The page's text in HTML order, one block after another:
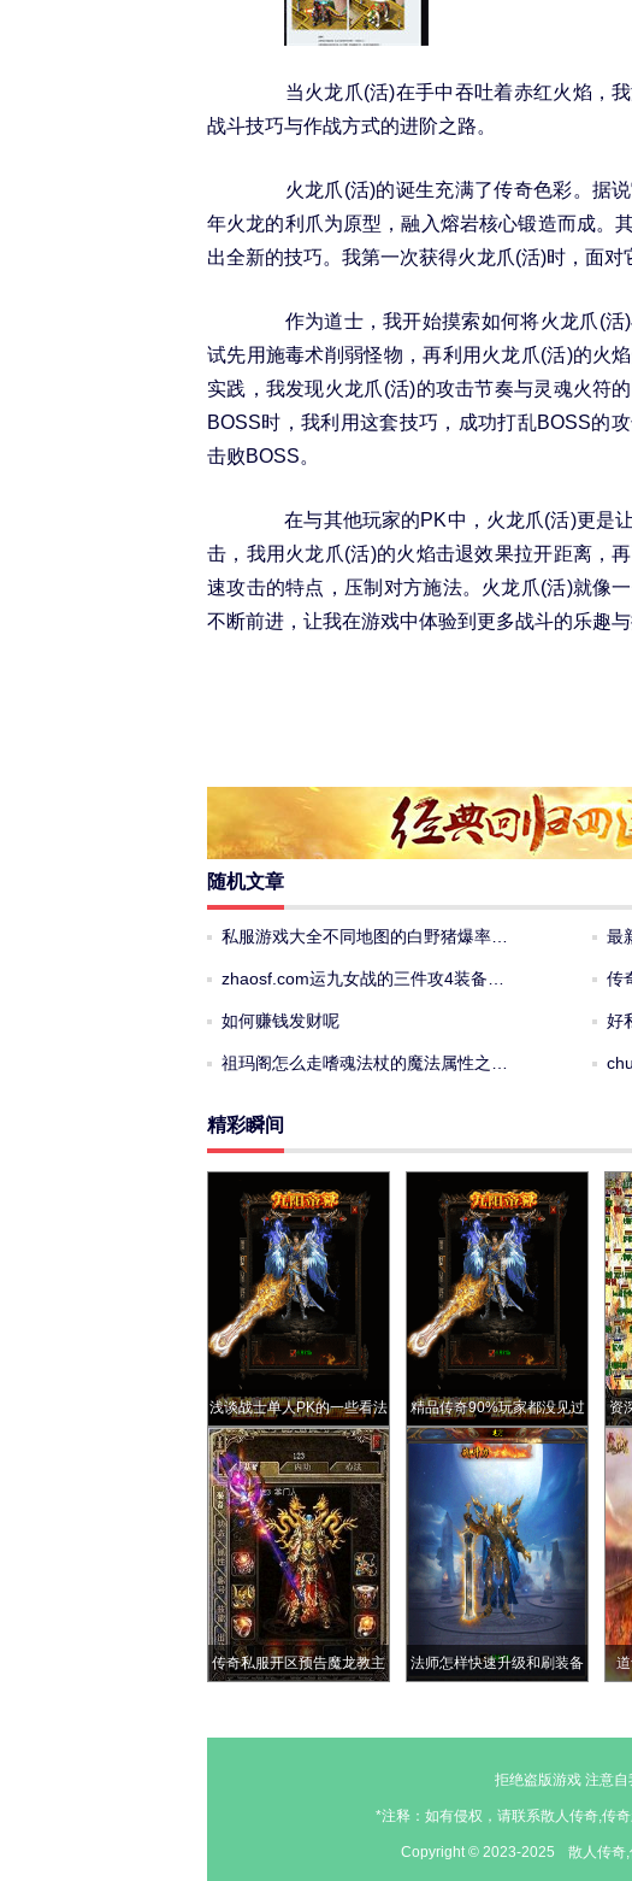
当火龙爪(活)在手中吞吐着赤红火焰，我
战斗技巧与作战方式的进阶之路。
火龙爪(活)的诞生充满了传奇色彩。据说
年火龙的利爪为原型，融入熔岩核心锻造而成。
出全新的技巧。我第一次获得火龙爪(活)时，面对
作为道士，我开始摸索如何将火龙爪(活)
试先用施毒术削弱怪物，再利用火龙爪(活)的火
实践，我发现火龙爪(活)的攻击节奏与灵魂火符
BOSS时，我利用这套技巧，成功打乱BOSS的
击败BOSS。
在与其他玩家的PK中，火龙爪(活)更是让
击，我用火龙爪(活)的火焰击退效果拉开距离，
速攻击的特点，压制对方施法。火龙爪(活)就像
不断前进，让我在游戏中体验到更多战斗的乐趣与
随机文章
私服游戏大全不同地图的白野猪爆率… 最
zhaosf.com运九女战的三件攻4装备… 传
如何赚钱发财呢 好
祖玛阁怎么走嗜魂法杖的魔法属性之…
精彩瞬间
浅谈战士单人PK的一些看法 精品传奇90%玩家都没见过
的三把道4武器那把鹤嘴锄
秀翻了
资
传奇私服开区预告魔龙教主
棵万年魔树
法师怎样快速升级和刷装备
拒绝盗版游戏 注意
*注释：如有侵权，请联系散人传奇,传
Copyright © 2023-2025 散人传奇